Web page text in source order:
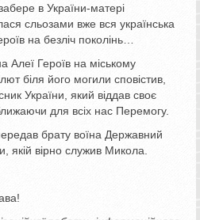
в України-матері
сльозами вже вся українська
на безліч поколінь…
Алеї Героїв на міському
біля його могили сповістив,
України, який віддав своє
для всіх нас Перемогу.
брату воїна Державний
якій вірно служив Микола.